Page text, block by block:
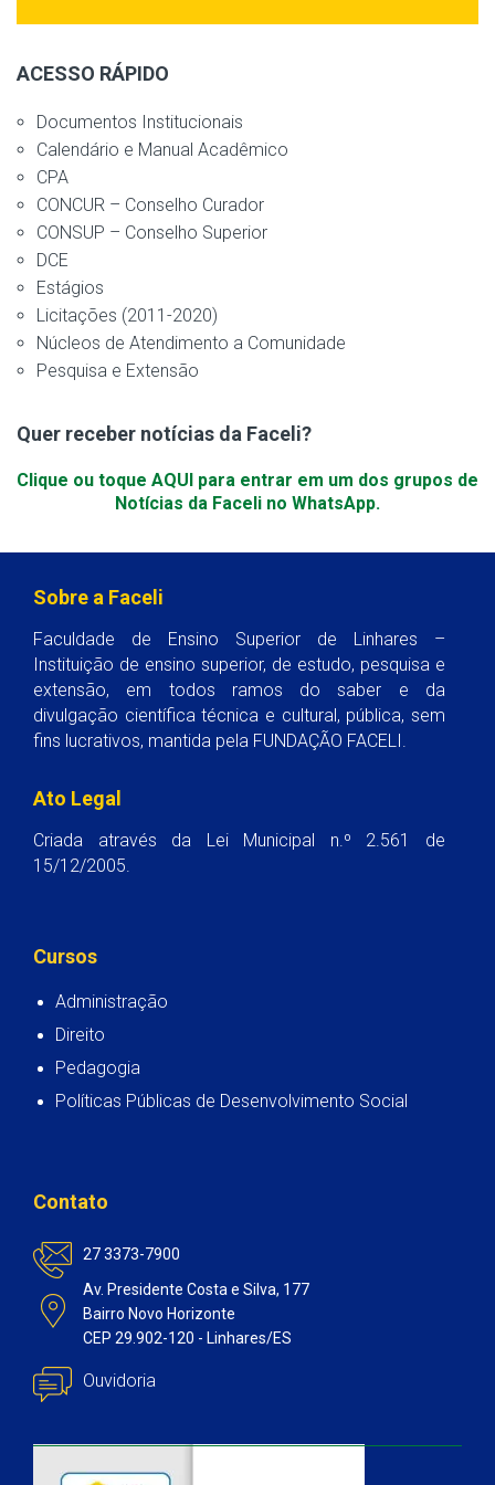
ACESSO RÁPIDO
Documentos Institucionais
Calendário e Manual Acadêmico
CPA
CONCUR – Conselho Curador
CONSUP – Conselho Superior
DCE
Estágios
Licitações (2011-2020)
Núcleos de Atendimento a Comunidade
Pesquisa e Extensão
Quer receber notícias da Faceli?
Clique ou toque AQUI para entrar em um dos grupos de
Notícias da Faceli no WhatsApp.
Sobre a Faceli
Faculdade de Ensino Superior de Linhares –
Instituição de ensino superior, de estudo, pesquisa e
extensão, em todos ramos do saber e da
divulgação científica técnica e cultural, pública, sem
fins lucrativos, mantida pela FUNDAÇÃO FACELI.
Ato Legal
Criada através da Lei Municipal n.º 2.561 de
15/12/2005.
Cursos
Administração
Direito
Pedagogia
Políticas Públicas de Desenvolvimento Social
Contato
27 3373-7900
Av. Presidente Costa e Silva, 177
Bairro Novo Horizonte
CEP 29.902-120 - Linhares/ES
Ouvidoria